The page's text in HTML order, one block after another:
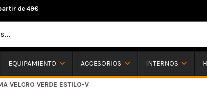
de 49€
EQUIPAMIENTO ACCESORIOS INTERNOS
VELCRO VERDE ESTILO-V